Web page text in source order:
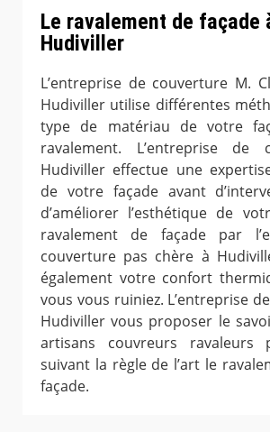
Le ravalement de façade
Hudiviller
L’entreprise de couverture M.
Hudiviller utilise différentes
type de matériau de votre
ravalement. L’entreprise de
Hudiviller effectue une
de votre façade avant
d’améliorer l’esthétique de
ravalement de façade par
couverture pas chère à
également votre confort
vous vous ruiniez. L’entreprise
Hudiviller vous proposer le
artisans couvreurs ravaleurs
suivant la règle de l’art le
façade.